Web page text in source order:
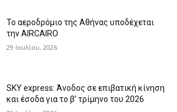
Το αεροδρόμιο της Αθήνας υποδέχεται
την AIRCAIRO
29 Ιουλίου, 2026
SKY express: Άνοδος σε επιβατική κίνηση
και έσοδα για το β’ τρίμηνο του 2026